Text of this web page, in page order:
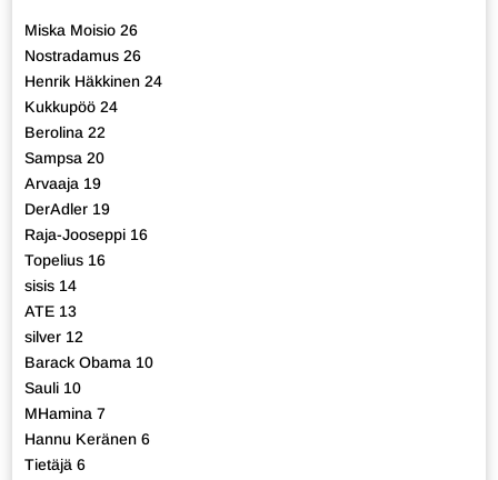
Miska Moisio 26
Nostradamus 26
Henrik Häkkinen 24
Kukkupöö 24
Berolina 22
Sampsa 20
Arvaaja 19
DerAdler 19
Raja-Jooseppi 16
Topelius 16
sisis 14
ATE 13
silver 12
Barack Obama 10
Sauli 10
MHamina 7
Hannu Keränen 6
Tietäjä 6